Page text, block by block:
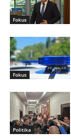
Fokus
Fokus
Politika